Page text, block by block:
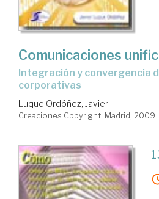
Comunicaciones
corporativas
Luque Ordóñez, Javier
Creaciones Cppyright. Madrid, 2009